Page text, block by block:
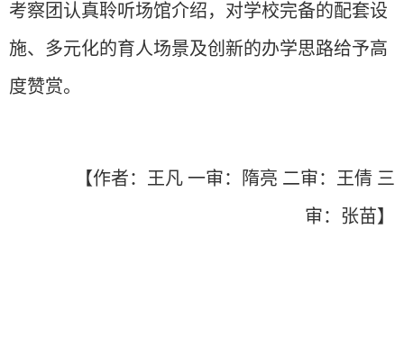
考察团认真聆听场馆介绍，对学校完备的配套设
施、多元化的育人场景及创新的办学思路给予高
度赞赏。
【作者：王凡 一审：隋亮 二审：王倩 三
审：张苗】